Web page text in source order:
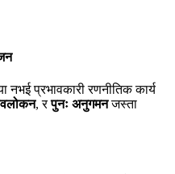
प्रभावकारी रणनीतिक कार्य
, रपुनः अनुगमनजस्ता